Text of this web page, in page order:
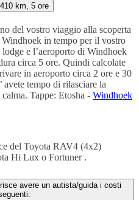
km, 5 ore
del vostro viaggio alla scoperta
in tempo per il vostro
e l’aeroporto di Windhoek
circa 5 ore. Quindi calcolate
in aeroporto circa 2 ore e 30
tempo di rilasciare la
Tappe: Etosha - Windhoek
del Toyota RAV4 (4x2)
Hi Lux o Fortuner .
avere un autista/guida i costi